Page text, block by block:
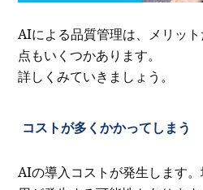
AIによる品質管理は、メリッ
点もいくつかあります。
詳しくみていきましょう。
コストが多くかかってしまう
AIの導入コストが発生します